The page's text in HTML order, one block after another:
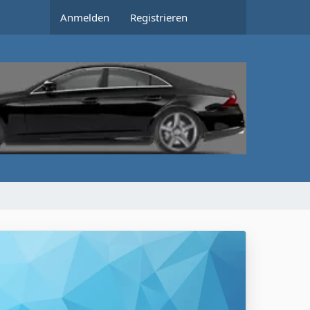
Anmelden Registrieren